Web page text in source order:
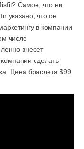
Самое, что ни
указано, что он
в компании
числе
внесет
сделать
Цена браслета $99.